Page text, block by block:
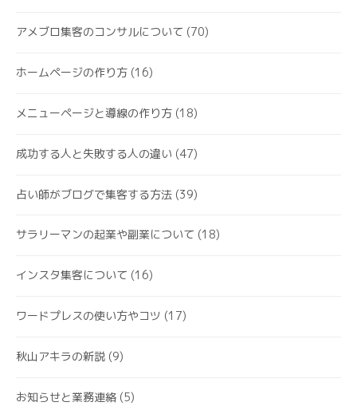
アメブロ集客のコンサルについて (70)
ホームページの作り方 (16)
メニューページと導線の作り方 (18)
成功する人と失敗する人の違い (47)
占い師がブログで集客する方法 (39)
サラリーマンの起業や副業について (18)
インスタ集客について (16)
ワードプレスの使い方やコツ (17)
秋山アキラの新説 (9)
お知らせと業務連絡 (5)